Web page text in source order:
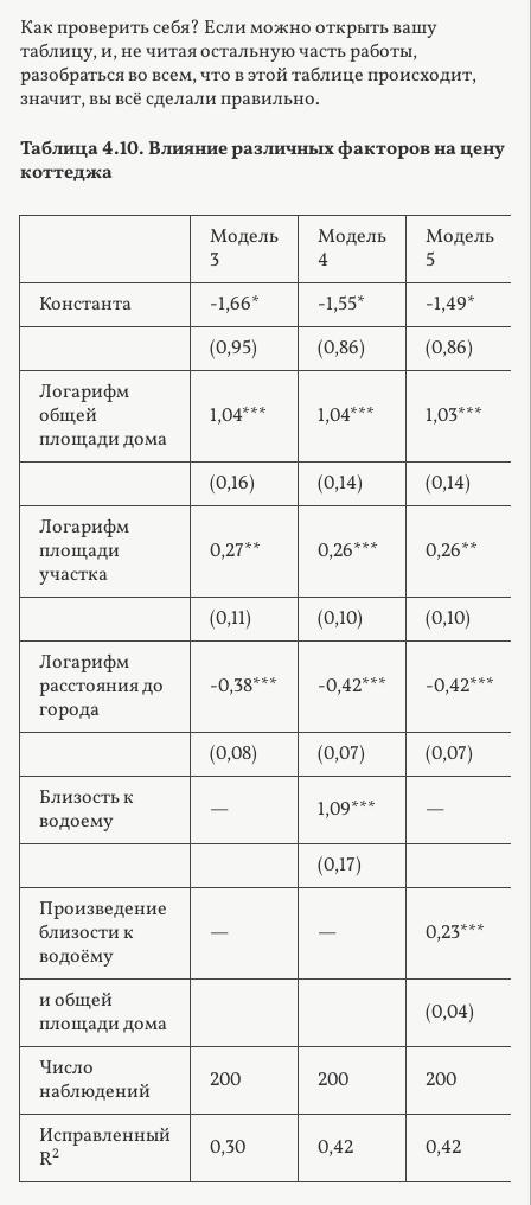
Как проверить себя? Если можно открыть вашу
таблицу, и, не читая остальную часть работы,
разобраться во всем, что в этой таблице происходит,
значит, вы всё сделали правильно.
Таблица 4.10. Влияние различных факторов на цену
коттеджа
Модель
3
Модель
4
Модель
5
Константа
-1,66* -1,55*
-1,49*
(0,95)
(0,86)
(0,86)
Логарифм
общей
площади дома
1,04*** 1,04*** 1,03***
(0,16) (0,14)
(0,14)
Логарифм
площади
участка
0,27** 0,26*** 0,26**
(0,11) (0,10)
(0,10)
Логарифм
расстояния до
города
-0,38*** -0,42*** -0,42***
(0,08) (0,07)
(0,07)
Близость к
водоему
— 1,09*** —
(0,17)
Произведение
близости к
водоёму
— — 0,23***
и общей
площади дома
(0,04)
Число
наблюдений
200 200 200
Исправленный
R2 0,30 0,42 0,42